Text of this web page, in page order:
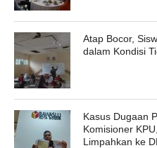
Atap Bocor,
dalam Kondisi
Kasus Dugaan
Komisioner
Limpahkan ke